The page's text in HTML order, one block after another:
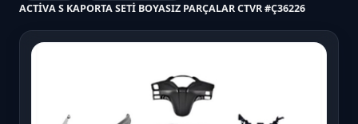
Ürün Ara
Ara
ACTİVA S KAPORTA SETİ BOYASIZ PARÇALAR CTVR #Ç36226